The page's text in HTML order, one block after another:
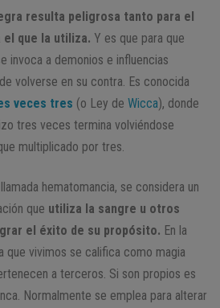
resulta peligrosa tanto para el
que la utiliza. Y es que para que
invoca a demonios e influencias
volverse en su contra. Es conocida
veces tres (o Ley de Wicca), donde
tres veces termina volviéndose
multiplicado por tres.
hematomancia, se considera un
que utiliza la sangre u otros
el éxito de su propósito. En la
que vivimos se califica como magia
a terceros. Si son propios es
Normalmente se emplea para alterar